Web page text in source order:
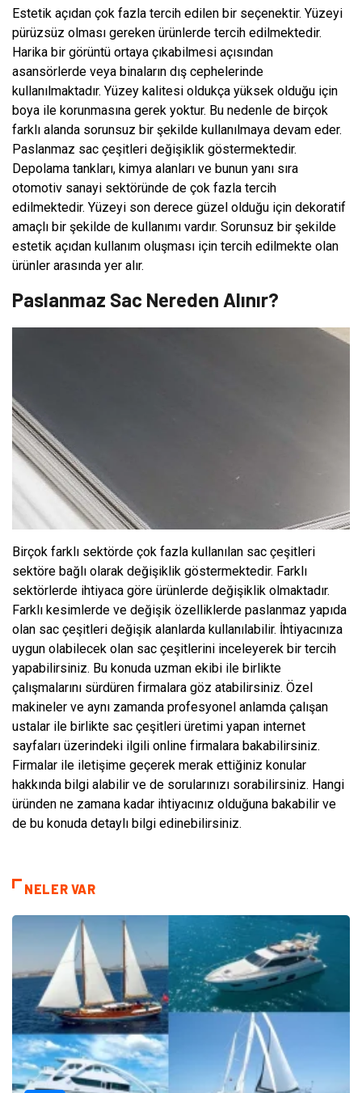
Estetik açıdan çok fazla tercih edilen bir seçenektir. Yüzeyi
pürüzsüz olması gereken ürünlerde tercih edilmektedir.
Harika bir görüntü ortaya çıkabilmesi açısından
asansörlerde veya binaların dış cephelerinde
kullanılmaktadır. Yüzey kalitesi oldukça yüksek olduğu için
boya ile korunmasına gerek yoktur. Bu nedenle de birçok
farklı alanda sorunsuz bir şekilde kullanılmaya devam eder.
Paslanmaz sac çeşitleri değişiklik göstermektedir.
Depolama tankları, kimya alanları ve bunun yanı sıra
otomotiv sanayi sektöründe de çok fazla tercih
edilmektedir. Yüzeyi son derece güzel olduğu için dekoratif
amaçlı bir şekilde de kullanımı vardır. Sorunsuz bir şekilde
estetik açıdan kullanım oluşması için tercih edilmekte olan
ürünler arasında yer alır.
Paslanmaz Sac Nereden Alınır?
Birçok farklı sektörde çok fazla kullanılan sac çeşitleri
sektöre bağlı olarak değişiklik göstermektedir. Farklı
sektörlerde ihtiyaca göre ürünlerde değişiklik olmaktadır.
Farklı kesimlerde ve değişik özelliklerde paslanmaz yapıda
olan sac çeşitleri değişik alanlarda kullanılabilir. İhtiyacınıza
uygun olabilecek olan sac çeşitlerini inceleyerek bir tercih
yapabilirsiniz. Bu konuda uzman ekibi ile birlikte
çalışmalarını sürdüren firmalara göz atabilirsiniz. Özel
makineler ve aynı zamanda profesyonel anlamda çalışan
ustalar ile birlikte sac çeşitleri üretimi yapan internet
sayfaları üzerindeki ilgili online firmalara bakabilirsiniz.
Firmalar ile iletişime geçerek merak ettiğiniz konular
hakkında bilgi alabilir ve de sorularınızı sorabilirsiniz. Hangi
üründen ne zamana kadar ihtiyacınız olduğuna bakabilir ve
de bu konuda detaylı bilgi edinebilirsiniz.
NELER VAR